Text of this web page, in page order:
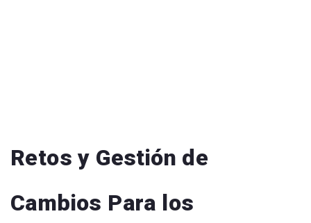
Retos y Gestión de
Cambios Para los